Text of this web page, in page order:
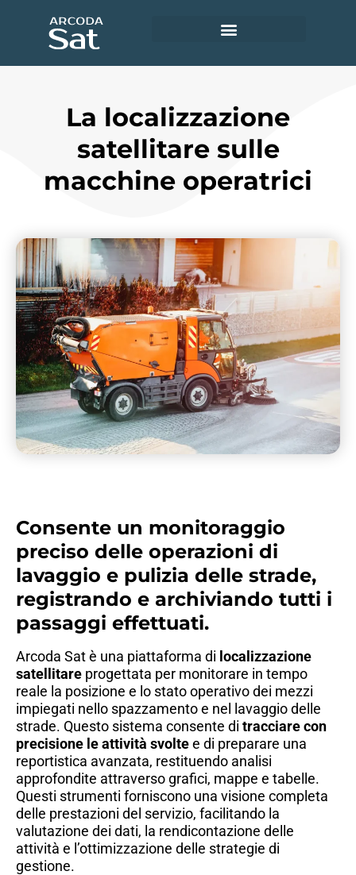
La localizzazione
satellitare sulle
macchine operatrici
Consente un monitoraggio
preciso delle operazioni di
lavaggio e pulizia delle strade,
registrando e archiviando tutti i
passaggi effettuati.
Arcoda Sat è una piattaforma di localizzazione
satellitare progettata per monitorare in tempo
reale la posizione e lo stato operativo dei mezzi
impiegati nello spazzamento e nel lavaggio delle
strade. Questo sistema consente di tracciare con
precisione le attività svoltee di preparare una
reportistica avanzata, restituendo analisi
approfondite attraverso grafici, mappe e tabelle.
Questi strumenti forniscono una visione completa
delle prestazioni del servizio, facilitando la
valutazione dei dati, la rendicontazione delle
attività e l’ottimizzazione delle strategie di
gestione.